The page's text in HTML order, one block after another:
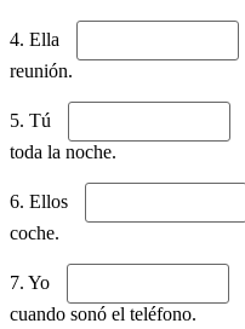
4. Ella
reunión.
5. Tú
toda la noche.
6. Ellos
coche.
7. Yo
cuando sonó el teléfono.